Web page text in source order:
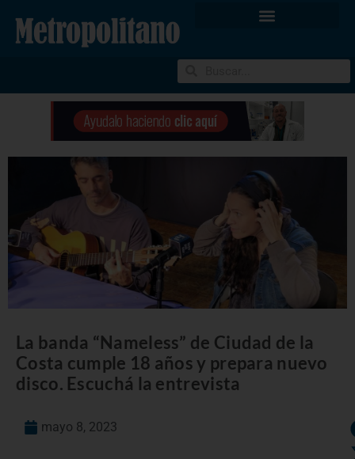
La banda “Nameless” de Ciudad de la
Costa cumple 18 años y prepara nuevo
disco. Escuchá la entrevista
mayo 8, 2023